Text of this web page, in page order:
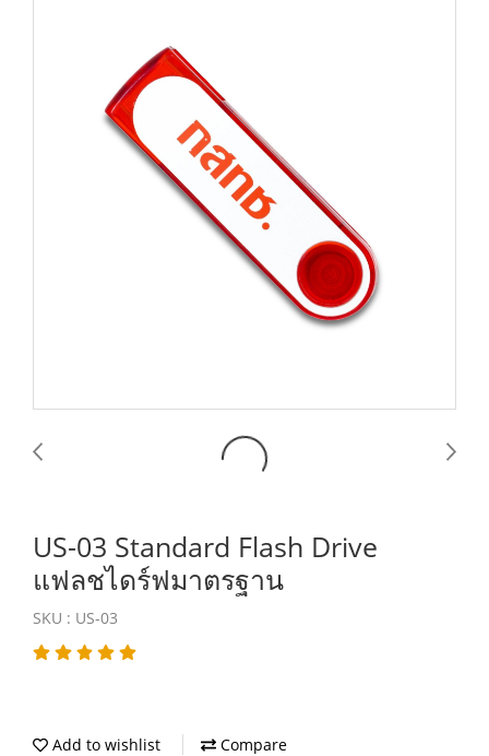
US-03 Standard Flash Drive
แฟลชไดร์ฟมาตรฐาน
SKU : US-03
Add to wishlist Compare